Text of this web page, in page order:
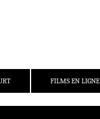
FILMS EN LIGNE